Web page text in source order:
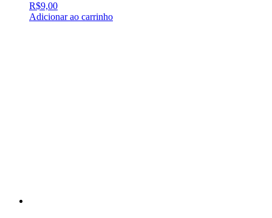
R$9,00
Adicionar ao carrinho